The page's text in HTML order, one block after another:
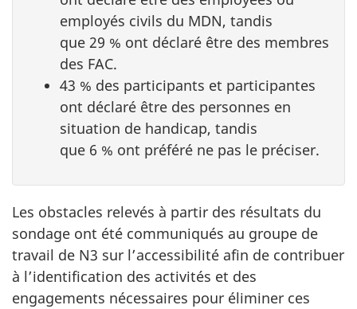
employés civils du MDN, tandis
que 29 % ont déclaré être des membres
des FAC.
43 % des participants et participantes
ont déclaré être des personnes en
situation de handicap, tandis
que 6 % ont préféré ne pas le préciser.
Les obstacles relevés à partir des résultats du
sondage ont été communiqués au groupe de
travail de N3 sur l’accessibilité afin de contribuer
à l’identification des activités et des
engagements nécessaires pour éliminer ces